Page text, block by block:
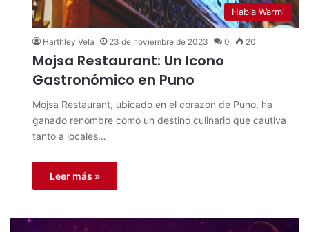
Habla Warmi
Harthley Vela 23 de noviembre de 2023 0 20
Mojsa Restaurant: Un Icono
Gastronómico en Puno
Mojsa Restaurant, ubicado en el corazón de Puno, ha
ganado renombre como un destino culinario que cautiva
tanto a locales…
Leer más »